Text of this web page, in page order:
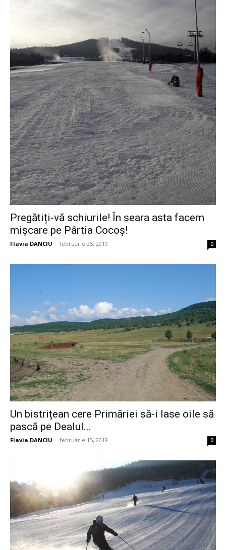
Pregătiți-vă schiurile! În seara asta facem
mișcare pe Pârtia Cocoș!
Flavia DANCIU - februarie 25, 2019 0
Un bistrițean cere Primăriei să-i lase oile să
pască pe Dealul...
Flavia DANCIU - februarie 15, 2019 0